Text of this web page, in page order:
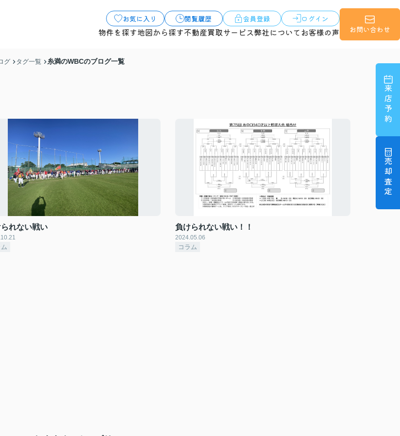
お気に入り 閲覧履歴 会員登録 ログイン
物件を探す地図から探す不動産買取サービス弊社について お客様の声 お問い合わせ
来店予約
売却査定
グ タグ一覧 糸満のWBCのブログ一覧
れない戦い 負けられない戦い！！
2024.05.06
コラム